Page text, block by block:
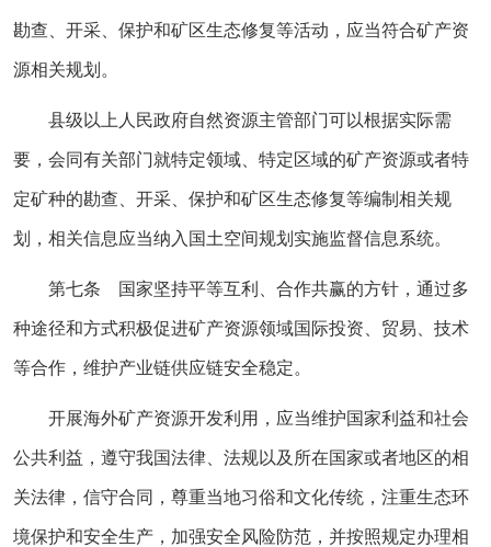
勘查、开采、保护和矿区生态修复等活动，应当符合矿产资
源相关规划。
县级以上人民政府自然资源主管部门可以根据实际需
要，会同有关部门就特定领域、特定区域的矿产资源或者特
定矿种的勘查、开采、保护和矿区生态修复等编制相关规
划，相关信息应当纳入国土空间规划实施监督信息系统。
第七条 国家坚持平等互利、合作共赢的方针，通过多
种途径和方式积极促进矿产资源领域国际投资、贸易、技术
等合作，维护产业链供应链安全稳定。
开展海外矿产资源开发利用，应当维护国家利益和社会
公共利益，遵守我国法律、法规以及所在国家或者地区的相
关法律，信守合同，尊重当地习俗和文化传统，注重生态环
境保护和安全生产，加强安全风险防范，并按照规定办理相